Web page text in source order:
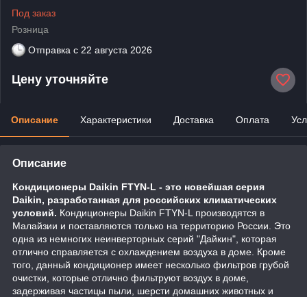
Под заказ
Розница
Отправка с 22 августа 2026
Цену уточняйте
Описание Характеристики Доставка Оплата
Описание
Кондиционеры Daikin FTYN-L - это новейшая серия
Daikin, разработанная для российских климатических
условий. Кондиционеры Daikin FTYN-L производятся в
Малайзии и поставляются только на территорию России. Это
одна из немногих неинверторных серий "Дайкин", которая
отлично справляется с охлаждением воздуха в доме. Кроме
того, данный кондиционер имеет несколько фильтров грубой
очистки, которые отлично фильтруют воздух в доме,
задерживая частицы пыли, шерсти домашних животных и